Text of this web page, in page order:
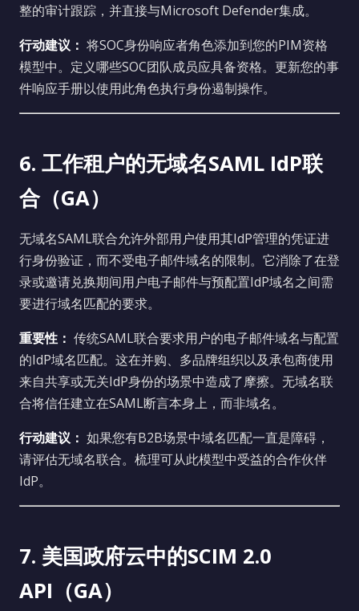
整的审计跟踪，并直接与Microsoft Defender集成。
行动建议： 将SOC身份响应者角色添加到您的PIM资格
模型中。定义哪些SOC团队成员应具备资格。更新您的事
件响应手册以使用此角色执行身份遏制操作。
6. 工作租户的无域名SAML IdP联
合（GA）
无域名SAML联合允许外部用户使用其IdP管理的凭证进
行身份验证，而不受电子邮件域名的限制。它消除了在登
录或邀请兑换期间用户电子邮件与预配置IdP域名之间需
要进行域名匹配的要求。
重要性： 传统SAML联合要求用户的电子邮件域名与配置
的IdP域名匹配。这在并购、多品牌组织以及承包商使用
来自共享或无关IdP身份的场景中造成了摩擦。无域名联
合将信任建立在SAML断言本身上，而非域名。
行动建议： 如果您有B2B场景中域名匹配一直是障碍，
请评估无域名联合。梳理可从此模型中受益的合作伙伴
IdP。
7. 美国政府云中的SCIM 2.0
API（GA）